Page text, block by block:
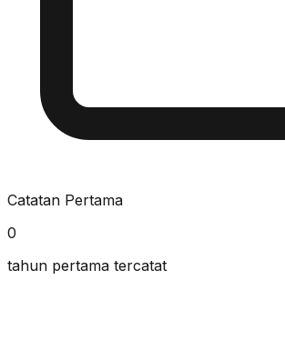
Catatan Pertama
0
tahun pertama tercatat